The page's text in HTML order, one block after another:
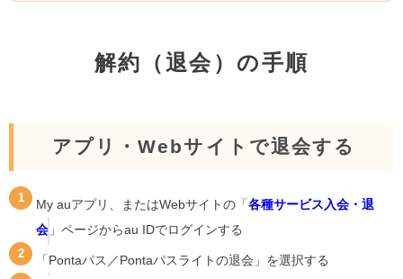
解約（退会）の手順
アプリ・Webサイトで退会する
My auアプリ、またはWebサイトの「各種サービス入会・退
会 」ページからau IDでログインする
「Pontaパス／Pontaパスライトの退会」を選択する